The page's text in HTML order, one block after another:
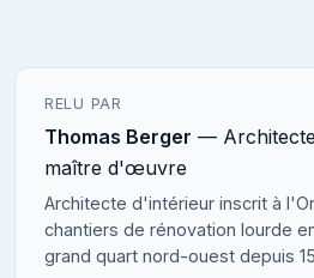
RELU PAR
Thomas Berger —
maître d'œuvre
Architecte d'intérieur inscrit à
chantiers de rénovation lourde
grand quart nord-ouest depuis